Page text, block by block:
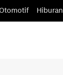
Hiburan